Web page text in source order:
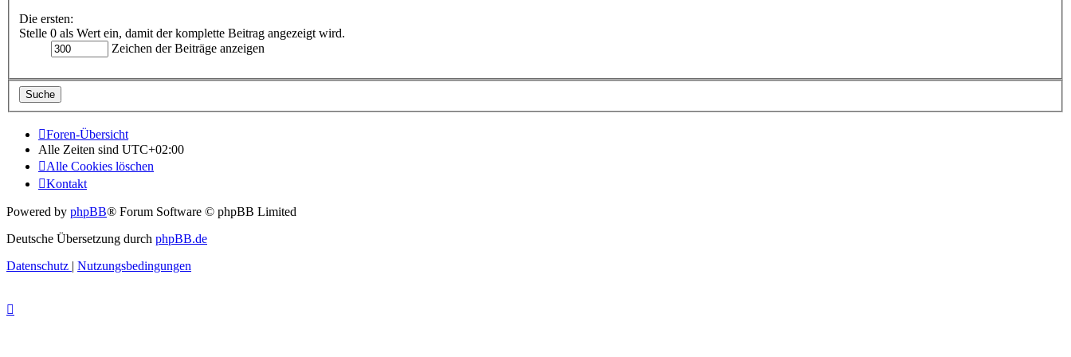
Die ersten:
Stelle 0 als Wert ein, damit der komplette Beitrag angezeigt wird.
Zeichen der Beiträge anzeigen
Foren-Übersicht
Alle Zeiten sind UTC+02:00
Alle Cookies löschen
Kontakt
Powered by phpBB® Forum Software © phpBB Limited
Deutsche Übersetzung durch phpBB.de
Datenschutz | Nutzungsbedingungen